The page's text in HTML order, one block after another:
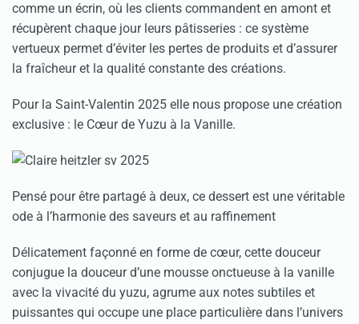
comme un écrin, où les clients commandent en amont et
récupèrent chaque jour leurs pâtisseries : ce système
vertueux permet d’éviter les pertes de produits et d’assurer
la fraîcheur et la qualité constante des créations.
Pour la Saint-Valentin 2025 elle nous propose une création
exclusive : le Cœur de Yuzu à la Vanille.
Pensé pour être partagé à deux, ce dessert est une véritable
ode à l’harmonie des saveurs et au raffinement
Délicatement façonné en forme de cœur, cette douceur
conjugue la douceur d’une mousse onctueuse à la vanille
avec la vivacité du yuzu, agrume aux notes subtiles et
puissantes qui occupe une place particulière dans l’univers